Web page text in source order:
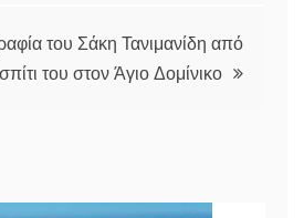
του Σάκη Τανιμανίδη από
του στον Άγιο Δομίνικο